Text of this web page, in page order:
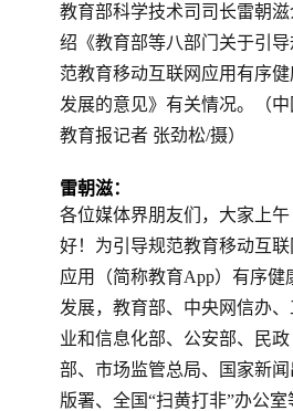
教育部科学技术司司长雷朝滋
绍《教育部等八部门关于引导
范教育移动互联网应用有序健
发展的意见》有关情况。（中
教育报记者 张劲松/摄）
雷朝滋：
各位媒体界朋友们，大家上午
好！为引导规范教育移动互联
应用（简称教育App）有序健
发展，教育部、中央网信办、
业和信息化部、公安部、民政
部、市场监管总局、国家新闻
版署、全国“扫黄打非”办公室